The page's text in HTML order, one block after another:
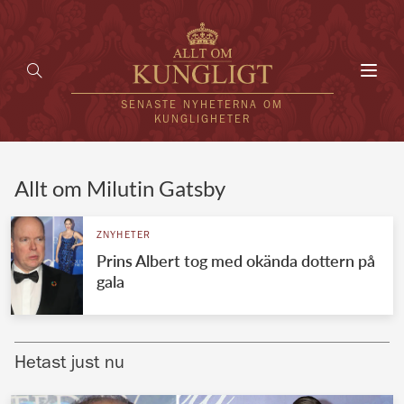
SENASTE NYHETERNA OM
KUNGLIGHETER
UTLÄNDSKT
VÄRLDENS KUNGAHUS
Brittiska kungahuset
Allt om Milutin Gatsby
ZNYHETER
Prins Albert tog med okända dottern på
gala
Hetast just nu